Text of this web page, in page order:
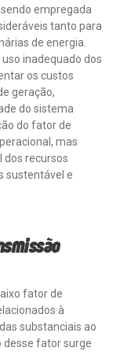
empregada
tanto para
de energia.
inadequado dos
os custos
geração,
do sistema
do fator de
mas
dos recursos
sustentável e
fator de
à
substanciais ao
desse fator surge